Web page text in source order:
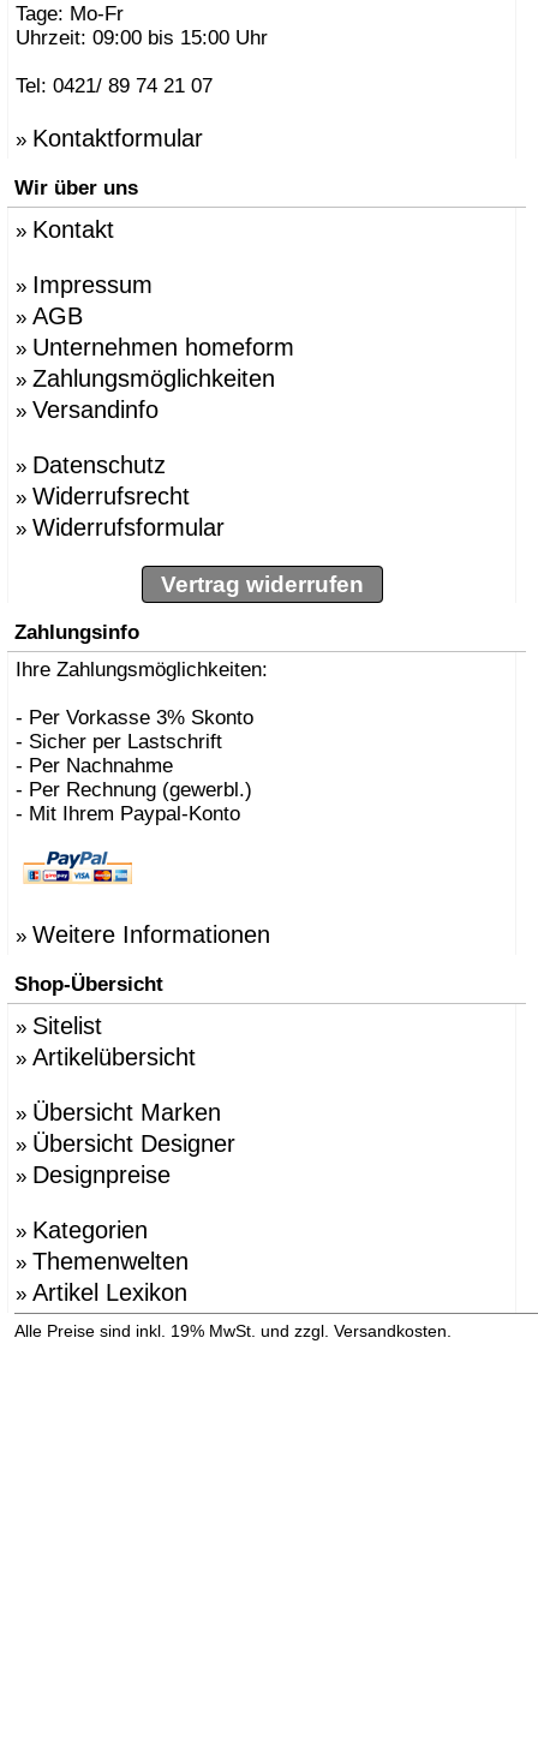
Tage: Mo-Fr
Uhrzeit: 09:00 bis 15:00 Uhr
Tel: 0421/ 89 74 21 07
» Kontaktformular
Wir über uns
» Kontakt
» Impressum
» AGB
» Unternehmen homeform
» Zahlungsmöglichkeiten
» Versandinfo
» Datenschutz
» Widerrufsrecht
» Widerrufsformular
Vertrag widerrufen
Zahlungsinfo
Ihre Zahlungsmöglichkeiten:
- Per Vorkasse 3% Skonto
- Sicher per Lastschrift
- Per Nachnahme
- Per Rechnung (gewerbl.)
- Mit Ihrem Paypal-Konto
» Weitere Informationen
Shop-Übersicht
» Sitelist
» Artikelübersicht
» Übersicht Marken
» Übersicht Designer
» Designpreise
» Kategorien
» Themenwelten
» Artikel Lexikon
Alle Preise sind inkl. 19% MwSt. und zzgl. Versandkosten.